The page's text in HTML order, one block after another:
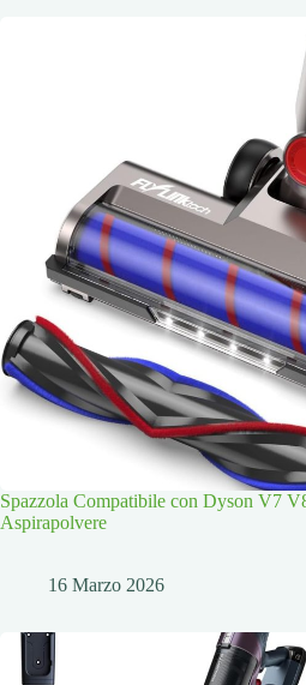
Spazzola Compatibile con Dyson V7
Aspirapolvere
16 Marzo 2026